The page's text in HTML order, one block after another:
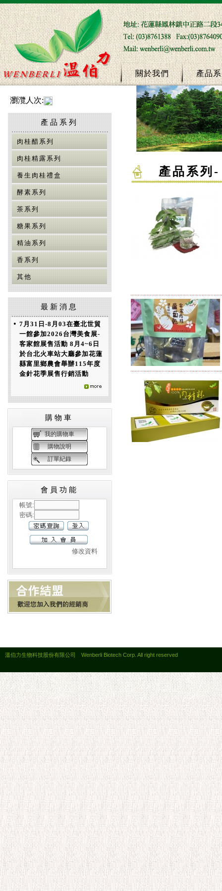
關於我們 產品
瀏灠人次:
產品系列
肉桂醋系列
肉桂精露系列
養生肉桂禮盒
酵素系列
茶系列
糖果系列
精油系列
香系列
其他
最新消息
• 7月31日-8月03在臺北世貿
一館參加2026台灣美食展-
客家館展售活動 8月4~6日
於台北火車站大廳參加花蓮
縣富里鄉農會舉辦115年度
金針花季展售行銷活動
購物車
我的購物車
購物說明
訂單紀錄
會員功能
帳號:
密碼:
修改資料
產品系列 -
溫伯力生物科技股份有限公司 Wenberli Biotech Corp. All right reserved